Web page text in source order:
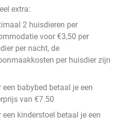
extra:
2 huisdieren per
voor €3,50 per
per nacht, de
per huisdier zijn
een babybed betaal je een
van €7.50
een kinderstoel betaal je een